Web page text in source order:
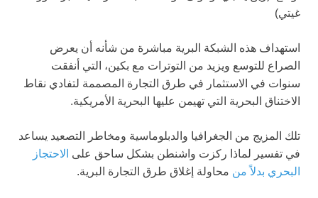
غيتي)
استهداف هذه الشبكة البرية مباشرة من شأنه أن يعرض
الصراع للتوسع ويزيد من التوترات مع بكين، التي أنفقت
سنوات في الاستثمار في طرق التجارة المصممة لتفادي نقاط
الاختناق البحرية التي تهيمن عليها البحرية الأمريكية.
تلك المزيج من الجغرافيا والدبلوماسية ومخاطر التصعيد يساعد
في تفسير لماذا ركزت واشنطن بشكل ساحق على الاحتجاز
البحري بدلاً من محاولة إغلاق طرق التجارة البرية.